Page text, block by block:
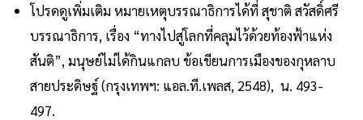
โปรดดูเพิ่มเติม หมายเหตุบรรณาธิการได้ที่ สุชาติ สวัสดิ์ศรี
บรรณาธิการ, เรื่อง “ทางไปสู่โลกที่คลุมไว้ด้วยท้องฟ้าแห่ง
สันติ”, มนุษย์ไม่ได้กินแกลบ ข้อเขียนการเมืองของกุหลาบ
สายประดิษฐ์ (กรุงเทพฯ: แอล.ที.เพลส, 2548), น. 493-
497.